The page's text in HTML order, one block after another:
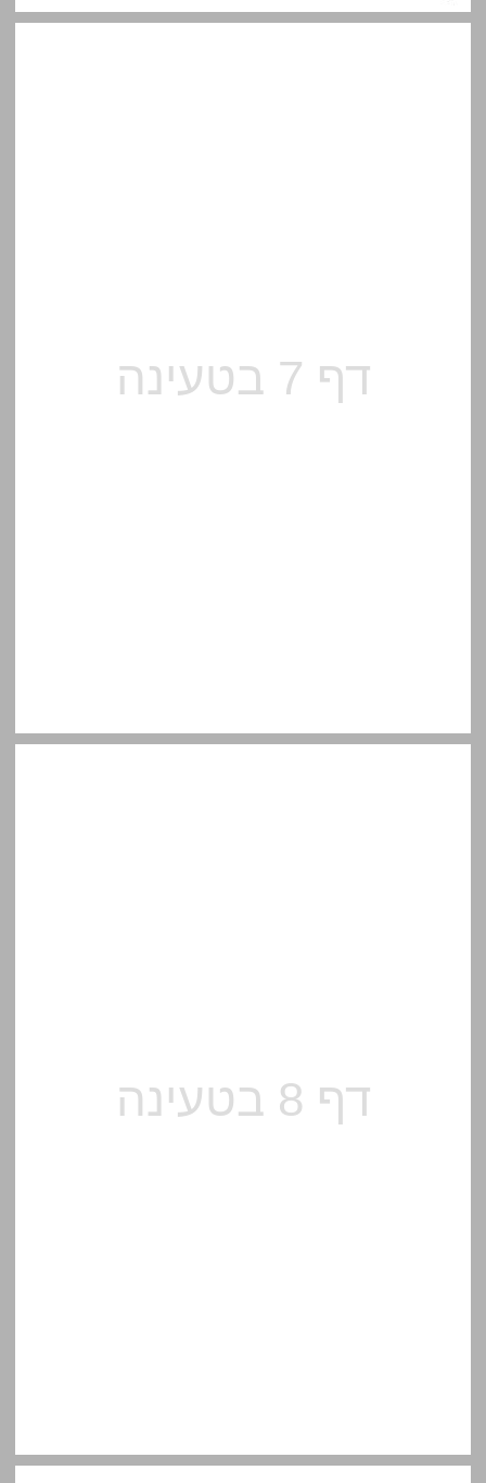
העמדה האתית כמגדלור של תקווה ... 7